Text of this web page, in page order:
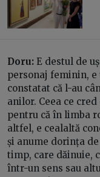
Doru: E destul de
personaj feminin, e
constatat că l-au
anilor. Ceea ce
pentru că în limba
altfel, e cealaltă
și anume dorința
timp, care dăinuie,
într-un sens sau